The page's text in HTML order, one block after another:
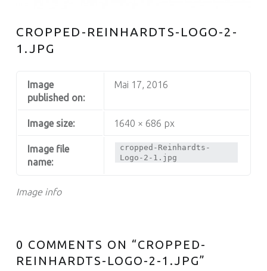
CROPPED-REINHARDTS-LOGO-2-
1.JPG
Image info
Image
published on:
Mai 17, 2016
Image size: 1640 × 686 px
Image file
name:
cropped-Reinhardts-
Logo-2-1.jpg
0 COMMENTS ON “CROPPED-
REINHARDTS-LOGO-2-1.JPG”